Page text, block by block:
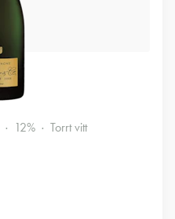
12% Torrt vitt